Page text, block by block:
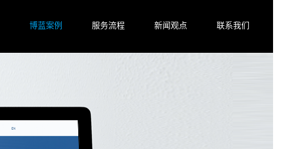
博蓝案例 服务流程 新闻观点 联系我们